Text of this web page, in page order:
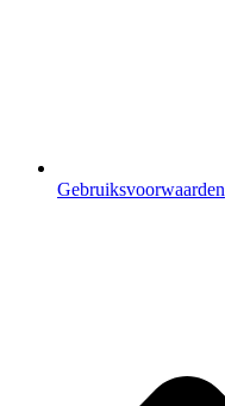
Gebruiksvoorwaarden